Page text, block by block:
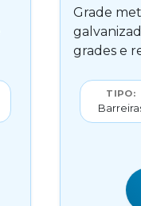
Grade
grades e
TIPO: